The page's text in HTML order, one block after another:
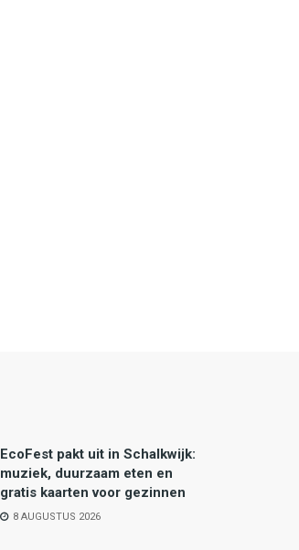
EcoFest pakt uit in Schalkwijk:
muziek, duurzaam eten en
gratis kaarten voor gezinnen
8 AUGUSTUS 2026